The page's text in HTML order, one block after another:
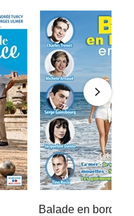
Balade en bord de